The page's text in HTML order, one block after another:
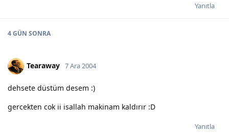
Yanıtla
4 GÜN SONRA
Tearaway 7 Ara 2004
dehsete düstüm desem :)
gercekten cok ii isallah makinam kaldırır :D
Yanıtla